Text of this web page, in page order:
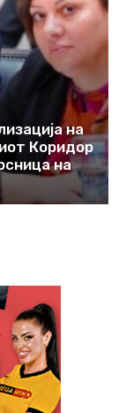
на
Коридор
на